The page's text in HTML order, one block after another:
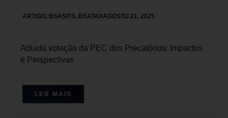
ARTIGO, BSASITS, BSATAXAGOSTO 21, 2025
Adiada votação da PEC dos Precatórios: Impactos
e Perspectivas
LER MAIS